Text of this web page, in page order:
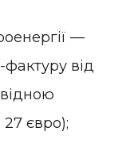
—
від
євро);